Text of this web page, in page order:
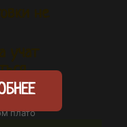
не
учат